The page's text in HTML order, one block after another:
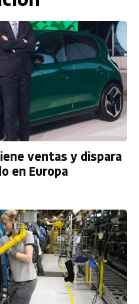
ventas y dispara
en Europa